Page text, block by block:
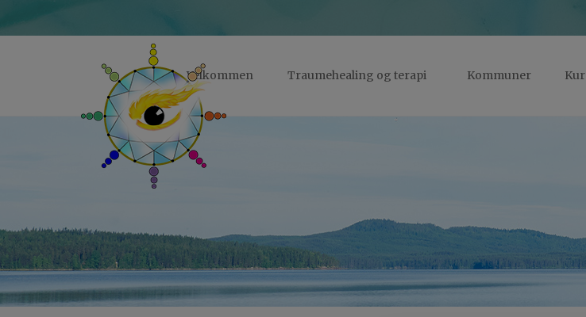
til
Velkommen Traumehealing og terapi Kommuner